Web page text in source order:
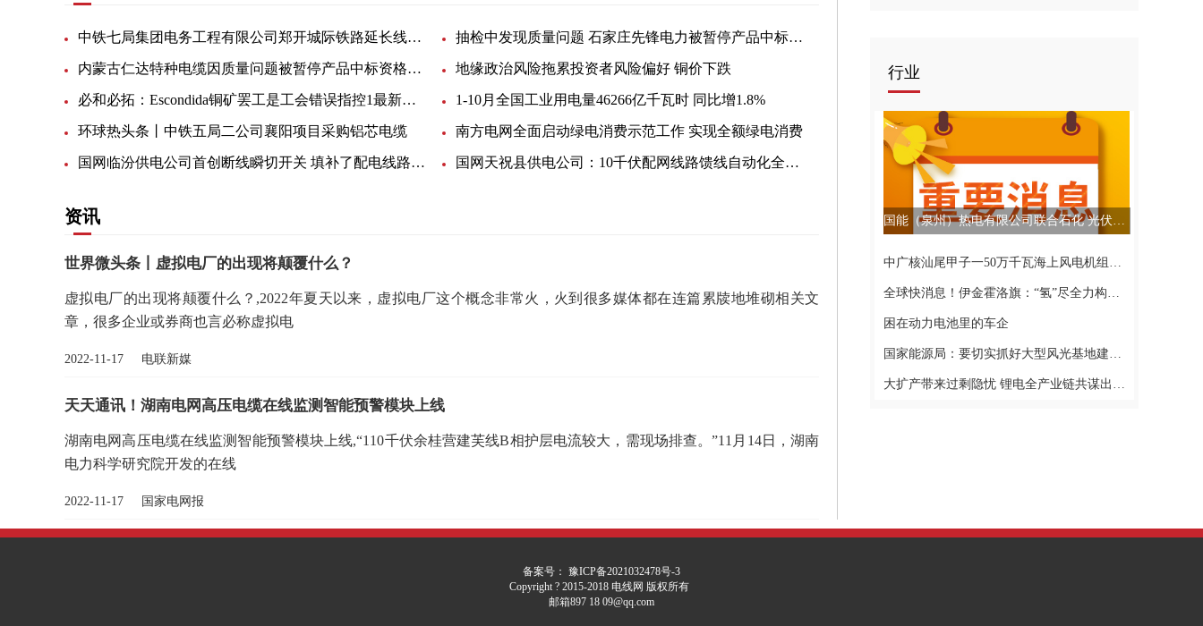
中铁七局集团电务工程有限公司郑开城际铁路延长线站后工程光缆框架协议通信光缆邀请采购 抽检中发现质量问题 石家庄先锋电力被暂停产品中标资格1年
内蒙古仁达特种电缆因质量问题被暂停产品中标资格6个月1新动态 地缘政治风险拖累投资者风险偏好 铜价下跌
必和必拓：Escondida铜矿罢工是工会错误指控1最新快讯 1-10月全国工业用电量46266亿千瓦时 同比增1.8%
环球热头条丨中铁五局二公司襄阳项目采购铝芯电缆 南方电网全面启动绿电消费示范工作 实现全额绿电消费
国网临汾供电公司首创断线瞬切开关 填补了配电线路切除断线故障的技术空白 国网天祝县供电公司：10千伏配网线路馈线自动化全覆盖
资讯
世界微头条丨虚拟电厂的出现将颠覆什么？
虚拟电厂的出现将颠覆什么？,2022年夏天以来，虚拟电厂这个概念非常火，火到很多媒体都在连篇累牍地堆砌相关文
章，很多企业或券商也言必称虚拟电
2022-11-17 电联新媒
天天通讯！湖南电网高压电缆在线监测智能预警模块上线
湖南电网高压电缆在线监测智能预警模块上线,“110千伏余桂营建芙线B相护层电流较大，需现场排查。”11月14日，湖南
电力科学研究院开发的在线
2022-11-17 国家电网报
行业
国能（泉州）热电有限公司联合石化 光伏项目二期并网发电4全球视点
中广核汕尾甲子一50万千瓦海上风电机组全部并网发电
全球快消息！伊金霍洛旗：“氢”尽全力构筑北疆氢都
困在动力电池里的车企
国家能源局：要切实抓好大型风光基地建设工作1世界微动态
大扩产带来过剩隐忧 锂电全产业链共谋出海服务4环球视点
备案号： 豫ICP备2021032478号-3
Copyright ? 2015-2018 电线网 版权所有
邮箱897 18 09@qq.com